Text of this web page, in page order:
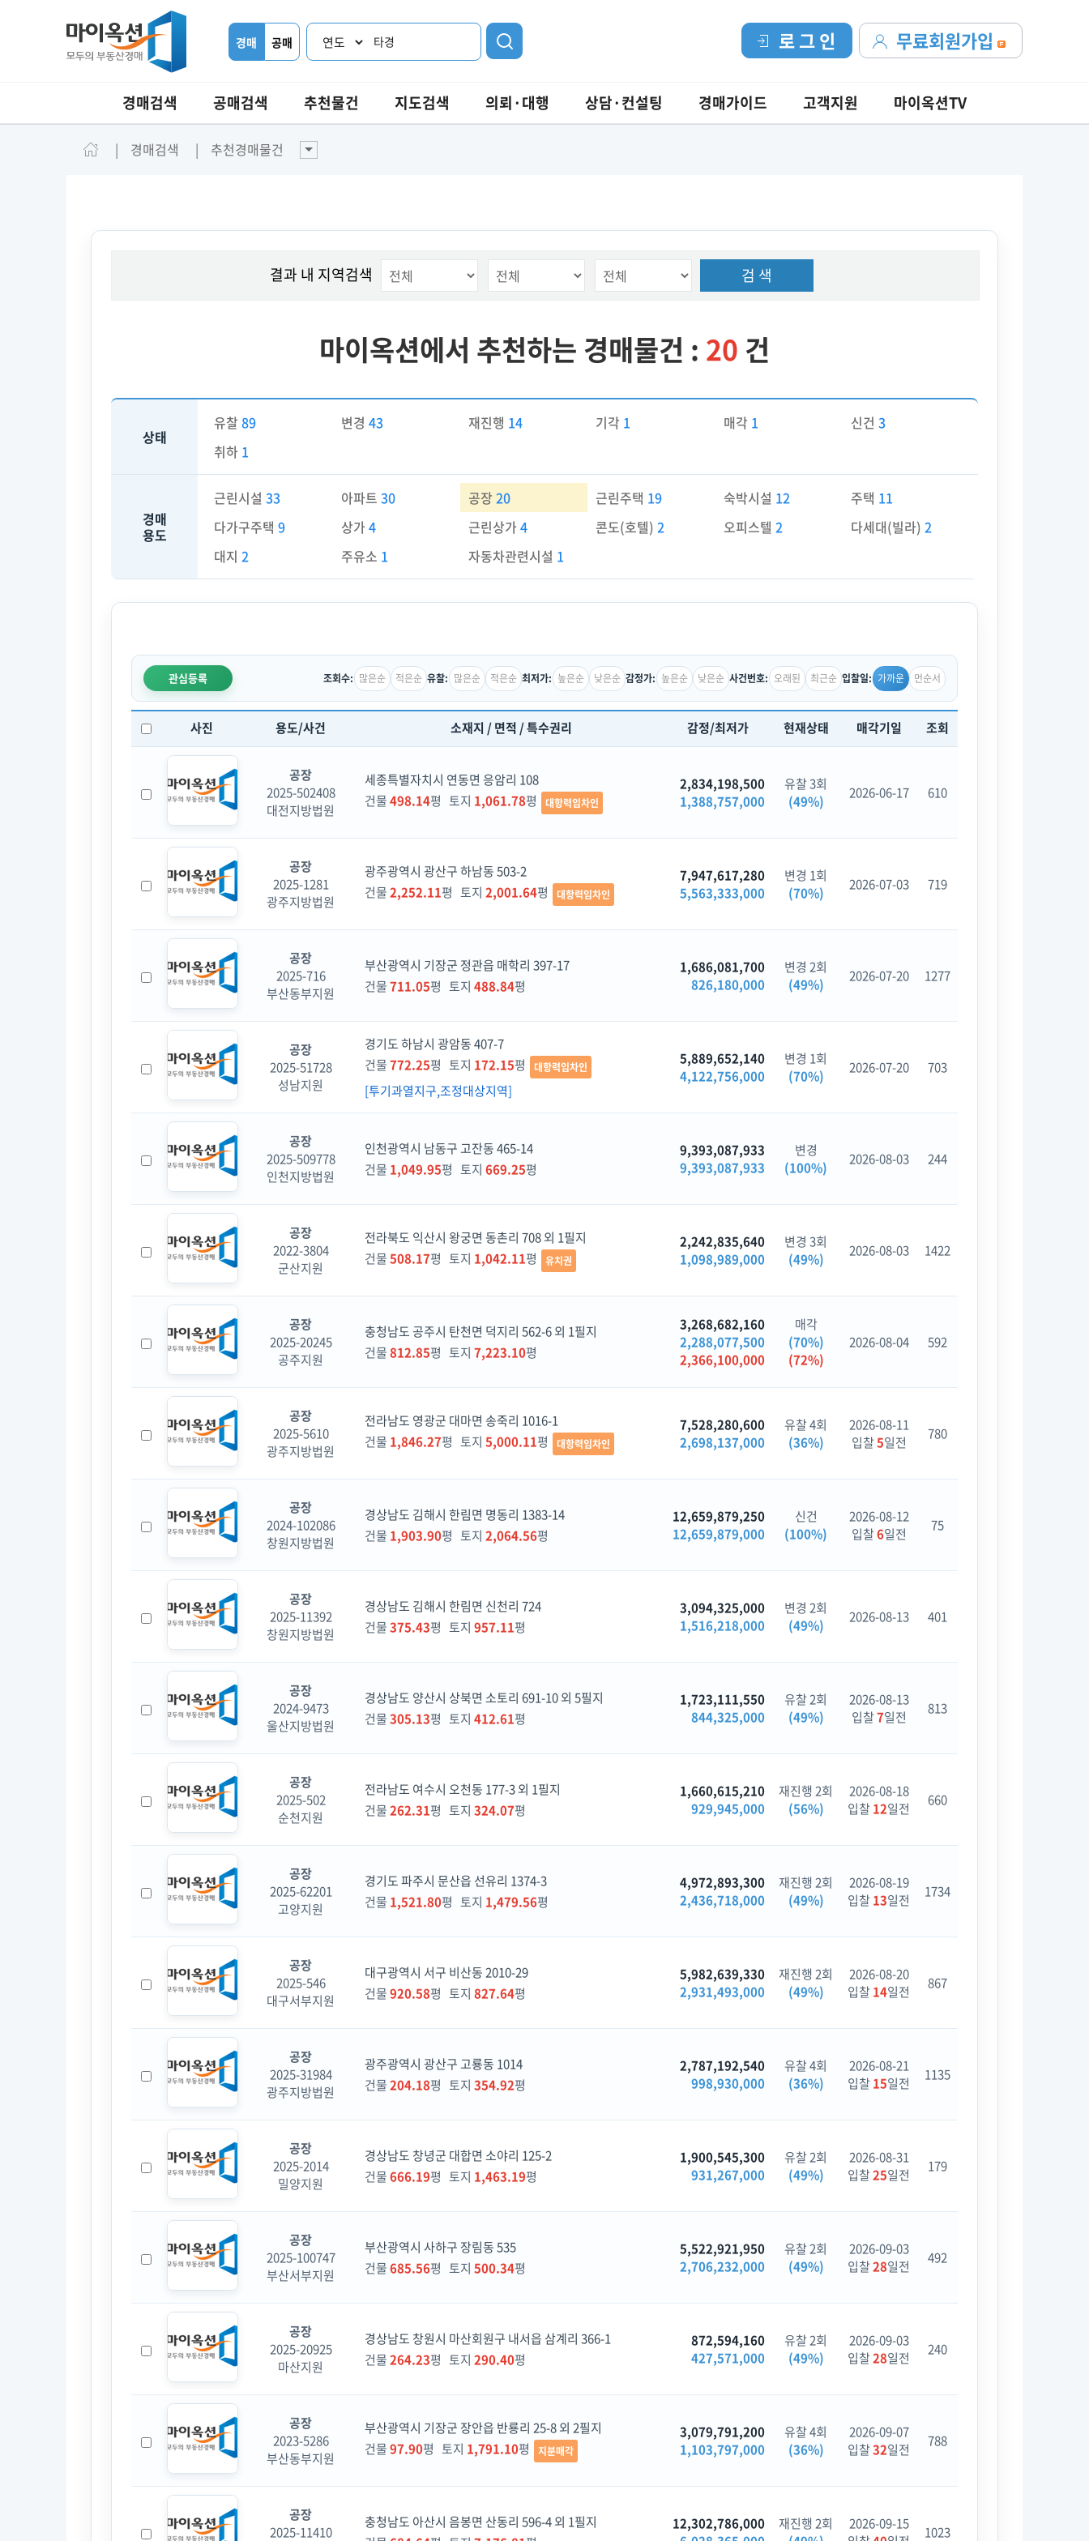
경매 공매 타경 무료회원가입
로 그 인
경매검색 공매검색 추천물건 지도검색 의뢰·대행 상담·컨설팅 경매가이드 고객지원 마이옥션TV
경매검색 추천경매물건
결과 내 지역검색 검 색
마이옥션에서 추천하는 경매물건 : 20 건
상태
유찰 89 변경43 재진행 14 기각 1 매각 1 신건 3
취하 1
경매
용도
근린시설 33 아파트30 공장20 근린주택 19 숙박시설 12 주택 11
다가구주택 9 상가4 근린상가4 콘도(호텔)2 오피스텔 2 다세대(빌라) 2
대지 2 주유소 1 자동차관련시설 1
관심등록 조회수: 많은순 적은순 유찰: 많은순 적은순 최저가: 높은순 낮은순 감정가: 높은순 낮은순 사건번호: 오래된 최근순 입찰일: 가까운 먼순서
사진 용도/사건 소재지 / 면적 / 특수권리 감정/최저가 현재상태 매각기일 조회
공장
2025-502408
대전지방법원
세종특별자치시 연동면 응암리 108
건물498.14평 토지 1,061.78평 대항력임차인
2,834,198,500
1,388,757,000
유찰 3회
(49%)
2026-06-17 610
공장
2025-1281
광주지방법원
광주광역시 광산구 하남동 503-2
건물2,252.11평 토지 2,001.64평 대항력임차인
7,947,617,280
5,563,333,000
변경 1회
(70%)
2026-07-03 719
공장
2025-716
부산동부지원
부산광역시 기장군 정관읍 매학리 397-17
건물711.05평 토지 488.84평
1,686,081,700
826,180,000
변경 2회
(49%)
2026-07-20 1277
공장
2025-51728
성남지원
경기도 하남시 광암동 407-7
건물772.25평 토지 172.15평 대항력임차인
[투기과열지구,조정대상지역]
5,889,652,140
4,122,756,000
변경 1회
(70%)
2026-07-20 703
공장
2025-509778
인천지방법원
인천광역시 남동구 고잔동 465-14
건물 1,049.95평 토지 669.25평
9,393,087,933
9,393,087,933
변경
(100%)
2026-08-03 244
공장
2022-3804
군산지원
전라북도 익산시 왕궁면 동촌리 708 외 1필지
건물508.17평 토지 1,042.11평 유치권
2,242,835,640
1,098,989,000
변경 3회
(49%)
2026-08-03 1422
공장
2025-20245
공주지원
충청남도 공주시 탄천면 덕지리 562-6 외 1필지
건물812.85평 토지 7,223.10평
3,268,682,160
2,288,077,500
2,366,100,000
매각
(70%)
(72%)
2026-08-04 592
공장
2025-5610
광주지방법원
전라남도 영광군 대마면 송죽리 1016-1
건물 1,846.27평 토지 5,000.11평 대항력임차인
7,528,280,600
2,698,137,000
유찰 4회
(36%)
2026-08-11
입찰5일전 780
공장
2024-102086
창원지방법원
경상남도 김해시 한림면 명동리 1383-14
건물 1,903.90평 토지 2,064.56평
12,659,879,250
12,659,879,000
신건
(100%)
2026-08-12
입찰6일전 75
공장
2025-11392
창원지방법원
경상남도 김해시 한림면 신천리 724
건물375.43평 토지 957.11평
3,094,325,000
1,516,218,000
변경 2회
(49%)
2026-08-13 401
공장
2024-9473
울산지방법원
경상남도 양산시 상북면 소토리 691-10 외 5필지
건물305.13평 토지 412.61평
1,723,111,550
844,325,000
유찰 2회
(49%)
2026-08-13
입찰7일전 813
공장
2025-502
순천지원
전라남도 여수시 오천동 177-3 외 1필지
건물262.31평 토지 324.07평
1,660,615,210
929,945,000
재진행 2회
(56%)
2026-08-18
입찰12일전 660
공장
2025-62201
고양지원
경기도 파주시 문산읍 선유리 1374-3
건물 1,521.80평 토지 1,479.56평
4,972,893,300
2,436,718,000
재진행 2회
(49%)
2026-08-19
입찰13일전 1734
공장
2025-546
대구서부지원
대구광역시 서구 비산동 2010-29
건물920.58평 토지 827.64평
5,982,639,330
2,931,493,000
재진행 2회
(49%)
2026-08-20
입찰14일전 867
공장
2025-31984
광주지방법원
광주광역시 광산구 고룡동 1014
건물204.18평 토지 354.92평
2,787,192,540
998,930,000
유찰 4회
(36%)
2026-08-21
입찰15일전 1135
공장
2025-2014
밀양지원
경상남도 창녕군 대합면 소야리 125-2
건물666.19평 토지 1,463.19평
1,900,545,300
931,267,000
유찰 2회
(49%)
2026-08-31
입찰25일전 179
공장
2025-100747
부산서부지원
부산광역시 사하구 장림동 535
건물685.56평 토지 500.34평
5,522,921,950
2,706,232,000
유찰 2회
(49%)
2026-09-03
입찰28일전 492
공장
2025-20925
마산지원
경상남도 창원시 마산회원구 내서읍 삼계리 366-1
건물264.23평 토지 290.40평
872,594,160
427,571,000
유찰 2회
(49%)
2026-09-03
입찰28일전 240
공장
2023-5286
부산동부지원
부산광역시 기장군 장안읍 반룡리 25-8 외 2필지
건물97.90평 토지 1,791.10평 지분매각
3,079,791,200
1,103,797,000
유찰 4회
(36%)
2026-09-07
입찰32일전 788
공장
2025-11410
충청남도 아산시 음봉면 산동리 596-4 외 1필지
12,302,786,000
재진행 2회
2026-09-15
1023